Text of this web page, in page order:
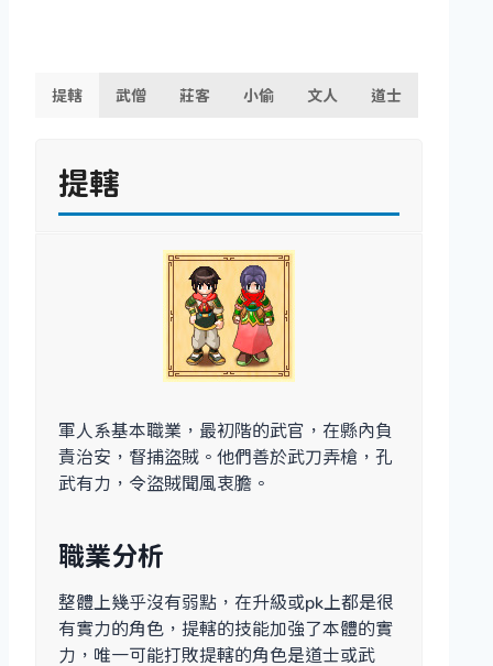
提轄 武僧 莊客 小偷 文人 道士
提轄
軍人系基本職業，最初階的武官，在縣內負
責治安，督捕盜賊。他們善於武刀弄槍，孔
武有力，令盜賊聞風衷膽。
職業分析
整體上幾乎沒有弱點，在升級或pk上都是很
有實力的角色，提轄的技能加強了本體的實
力，唯一可能打敗提轄的角色是道士或武